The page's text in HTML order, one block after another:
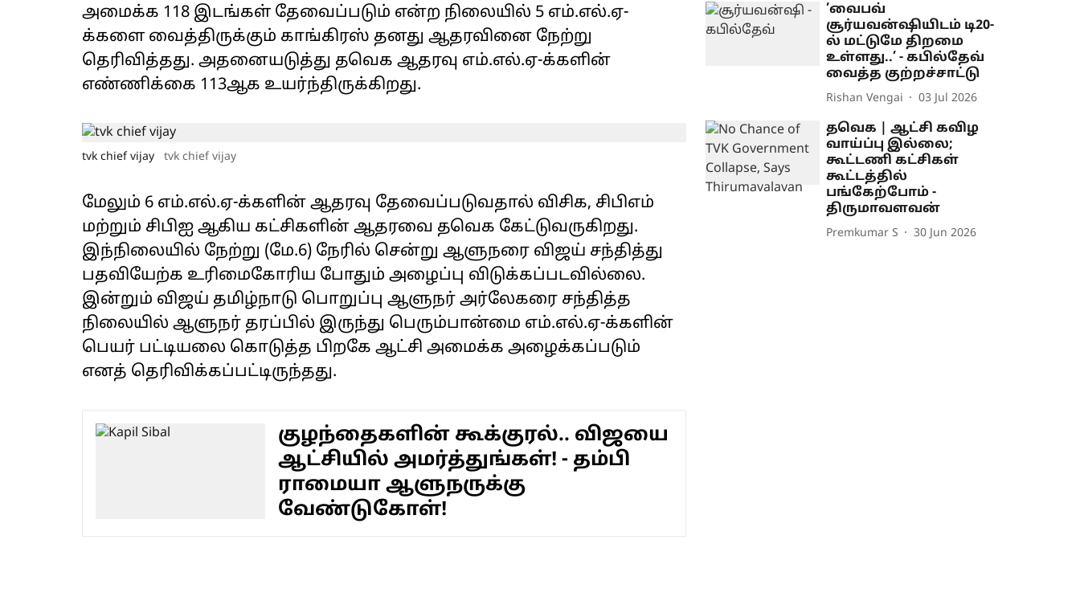
அமைக்க 118 இடங்கள் தேவைப்படும் என்ற நிலையில் 5 எம்.எல்.ஏ-
க்களை வைத்திருக்கும் காங்கிரஸ் தனது ஆதரவினை நேற்று
தெரிவித்தது. அதனையடுத்து தவெக ஆதரவு எம்.எல்.ஏ-க்களின்
எண்ணிக்கை 113ஆக உயர்ந்திருக்கிறது.
tvk chief vijay tvk chief vijay
மேலும் 6 எம்.எல்.ஏ-க்களின் ஆதரவு தேவைப்படுவதால் விசிக, சிபிஎம்
மற்றும் சிபிஐ ஆகிய கட்சிகளின் ஆதரவை தவெக கேட்டுவருகிறது.
இந்நிலையில் நேற்று (மே.6) நேரில் சென்று ஆளுநரை விஜய் சந்தித்து
பதவியேற்க உரிமைகோரிய போதும் அழைப்பு விடுக்கப்படவில்லை.
இன்றும் விஜய் தமிழ்நாடு பொறுப்பு ஆளுநர் அர்லேகரை சந்தித்த
நிலையில் ஆளுநர் தரப்பில் இருந்து பெரும்பான்மை எம்.எல்.ஏ-க்களின்
பெயர் பட்டியலை கொடுத்த பிறகே ஆட்சி அமைக்க அழைக்கப்படும்
எனத் தெரிவிக்கப்பட்டிருந்தது.
குழந்தைகளின் கூக்குரல்.. விஜயை
ஆட்சியில் அமர்த்துங்கள்! - தம்பி
ராமையா ஆளுநருக்கு
வேண்டுகோள்!
’வைபவ்
சூர்யவன்ஷியிடம் டி20-
ல் மட்டுமே திறமை
உள்ளது..’ - கபில்தேவ்
வைத்த குற்றச்சாட்டு
Rishan Vengai 03 Jul 2026
தவெக | ஆட்சி கவிழ
வாய்ப்பு இல்லை;
கூட்டணி கட்சிகள்
கூட்டத்தில்
பங்கேற்போம் -
திருமாவளவன்
Premkumar S 30 Jun 2026